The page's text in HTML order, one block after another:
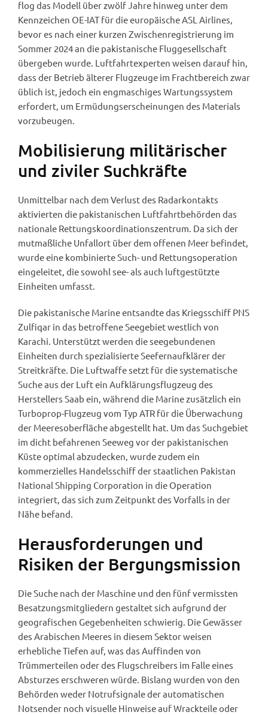
flog das Modell über zwölf Jahre hinweg unter dem
Kennzeichen OE-IAT für die europäische ASL Airlines,
bevor es nach einer kurzen Zwischenregistrierung im
Sommer 2024 an die pakistanische Fluggesellschaft
übergeben wurde. Luftfahrtexperten weisen darauf hin,
dass der Betrieb älterer Flugzeuge im Frachtbereich zwar
üblich ist, jedoch ein engmaschiges Wartungssystem
erfordert, um Ermüdungserscheinungen des Materials
vorzubeugen.
Mobilisierung militärischer
und ziviler Suchkräfte
Unmittelbar nach dem Verlust des Radarkontakts
aktivierten die pakistanischen Luftfahrtbehörden das
nationale Rettungskoordinationszentrum. Da sich der
mutmaßliche Unfallort über dem offenen Meer befindet,
wurde eine kombinierte Such- und Rettungsoperation
eingeleitet, die sowohl see- als auch luftgestützte
Einheiten umfasst.
Die pakistanische Marine entsandte das Kriegsschiff PNS
Zulfiqar in das betroffene Seegebiet westlich von
Karachi. Unterstützt werden die seegebundenen
Einheiten durch spezialisierte Seefernaufklärer der
Streitkräfte. Die Luftwaffe setzt für die systematische
Suche aus der Luft ein Aufklärungsflugzeug des
Herstellers Saab ein, während die Marine zusätzlich ein
Turboprop-Flugzeug vom Typ ATR für die Überwachung
der Meeresoberfläche abgestellt hat. Um das Suchgebiet
im dicht befahrenen Seeweg vor der pakistanischen
Küste optimal abzudecken, wurde zudem ein
kommerzielles Handelsschiff der staatlichen Pakistan
National Shipping Corporation in die Operation
integriert, das sich zum Zeitpunkt des Vorfalls in der
Nähe befand.
Herausforderungen und
Risiken der Bergungsmission
Die Suche nach der Maschine und den fünf vermissten
Besatzungsmitgliedern gestaltet sich aufgrund der
geografischen Gegebenheiten schwierig. Die Gewässer
des Arabischen Meeres in diesem Sektor weisen
erhebliche Tiefen auf, was das Auffinden von
Trümmerteilen oder des Flugschreibers im Falle eines
Absturzes erschweren würde. Bislang wurden von den
Behörden weder Notrufsignale der automatischen
Notsender noch visuelle Hinweise auf Wrackteile oder